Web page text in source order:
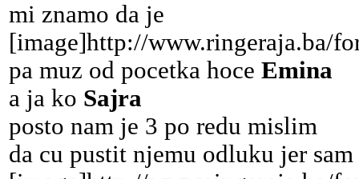
mi znamo da je
[image]http://www.ringeraja.ba/
pa muz od pocetka hoce Emina
a ja ko Sajra
posto nam je 3 po redu mislim
da cu pustit njemu odluku jer